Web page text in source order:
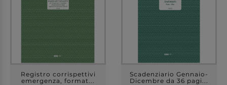
Registro corrispettivi
emergenza, format...
Scadenziario Gennaio-
Dicembre da 36 pagi...